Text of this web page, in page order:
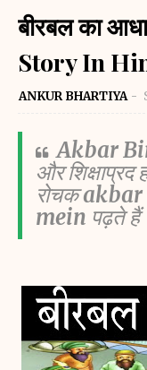
बीरबल का
Story In
ANKUR BHARTIYA
Akbar
और
रोचक
mein पढ़ते हैं